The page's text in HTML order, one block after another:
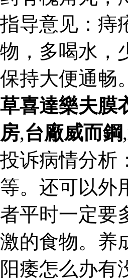
指导意见：痔
物，多喝水，
保持大便通畅
草喜達樂夫膜
房,台廠威而鋼,
投诉病情分析
等。还可以外
者平时一定要
激的食物。养
阳痿怎么办有